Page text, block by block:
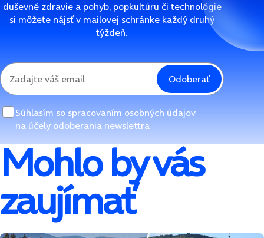
duševné zdravie a pohyb, popkultúru či technológie
si môžete nájsť v mailovej schránke každý druhý
týždeň.
Odoberať
Súhlasím so spracovaním osobných údajov
na účely odoberania newslettra
Mohlo by vás
zaujímať